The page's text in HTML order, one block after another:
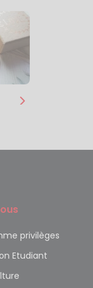
privilèges
Etudiant